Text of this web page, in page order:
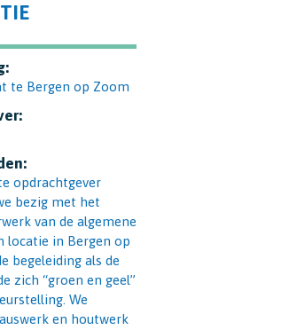
te Bergen op Zoom
opdrachtgever
bezig met het
van de algemene
locatie in Bergen op
begeleiding als de
zich “groen en geel”
We
en houtwerk